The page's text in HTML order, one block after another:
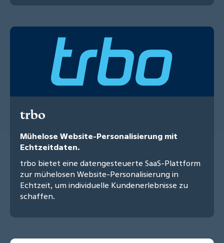
trbo
Mühelose Website-Personalisierung mit
Echtzeitdaten.
trbo bietet eine datengesteuerte SaaS-Plattform
zur mühelosen Website-Personalisierung in
Echtzeit, um individuelle Kundenerlebnisse zu
schaffen.